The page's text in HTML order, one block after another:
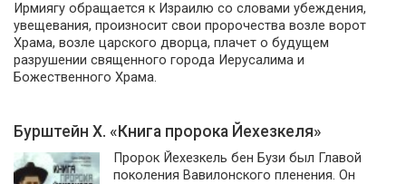
Ирмиягу обращается к Израилю со словами убеждения,
увещевания, произносит свои пророчества возле ворот
Храма, возле царского дворца, плачет о будущем
разрушении священного города Иерусалима и
Божественного Храма.
Бурштейн Х. «Книга пророка Йехезкеля»
Пророк Йехезкель бен Бузи был Главой
поколения Вавилонского пленения. Он